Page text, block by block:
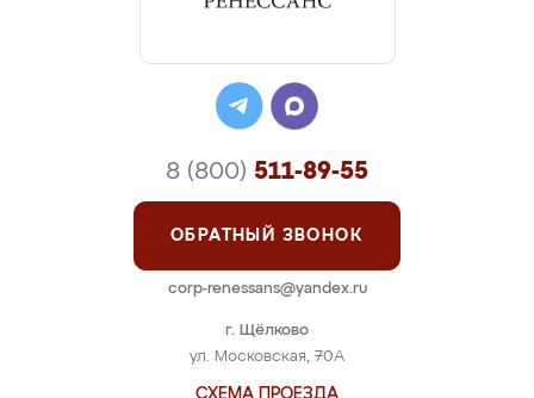
г. Щёлково
ул. Московская, 70А
СХЕМА ПРОЕЗДА
8 (800) 511-89-55
ОБРАТНЫЙ ЗВОНОК
corp-renessans@yandex.ru